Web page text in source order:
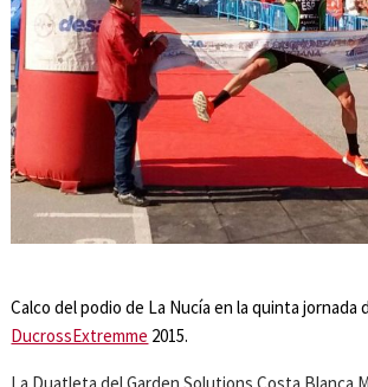
Calco del podio de La Nucía en la quinta jornada
DucrossExtremme 2015.